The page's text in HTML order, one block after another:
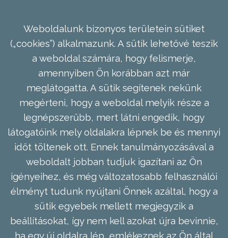
Weboldalunk bizonyos területein sütiket
(„cookies”) alkalmazunk. A sütik lehetővé teszik
a weboldal számára, hogy felismerje,
amennyiben Ön korábban azt már
meglátogatta. A sütik segítenek nekünk
megérteni, hogy a weboldal melyik része a
legnépszerűbb, mert látni engedik, hogy
látogatóink mely oldalakra lépnek be és mennyi
időt töltenek ott. Ennek tanulmányozásával a
weboldalt jobban tudjuk igazítani az Ön
igényeihez, és még változatosabb felhasználói
élményt tudunk nyújtani Önnek azáltal, hogy a
sütik egyebek mellett megjegyzik a
beállításokat, így nem kell azokat újra bevinnie,
ha egy új oldalra lép, emlékeznek az Ön által